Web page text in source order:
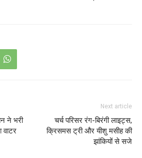
ने भरी
वाटर
Next article
चर्च परिसर रंग-बिरंगी लाइट्स,
क्रिसमस ट्री और यीशु मसीह की
झांकियों से सजे